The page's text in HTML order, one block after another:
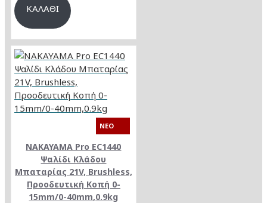
ΚΑΛΆΘΙ
NEO
NAKAYAMA Pro EC1440
Ψαλίδι Κλάδου
Μπαταρίας 21V, Brushless,
Προοδευτική Κοπή 0-
15mm/0-40mm,0.9kg